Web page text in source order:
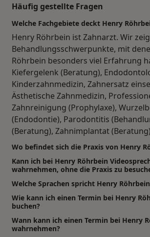
Häufig gestellte Fragen
Welche Fachgebiete deckt Henry
Henry Röhrbein ist Zahnarzt. Wir
Behandlungsschwerpunkte, mit
Röhrbein besonders viel Erfahrung
Kiefergelenk (Beratung),
Kinderzahnmedizin, Zahnersatz
Ästhetische Zahnmedizin,
Zahnreinigung (Prophylaxe),
(Endodontie), Parodontitis
(Beratung), Zahnimplantat
Wo befindet sich die Praxis von Henry
Kann ich bei Henry Röhrbein
wahrnehmen, ohne die Praxis zu
Welche Sprachen spricht Henry
Wie kann ich einen Termin bei Henry
buchen?
Wann kann ich einen Termin bei Henry
wahrnehmen?